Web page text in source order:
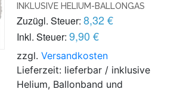
INKLUSIVE HELIUM-BALLONGAS
Zuzügl. Steuer: 8,32 €
Inkl. Steuer: 9,90 €
zzgl.Versandkosten
Lieferzeit: lieferbar / inklusive
Helium, Ballonband und